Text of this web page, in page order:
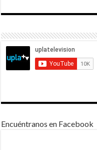
Encuéntranos en Facebook